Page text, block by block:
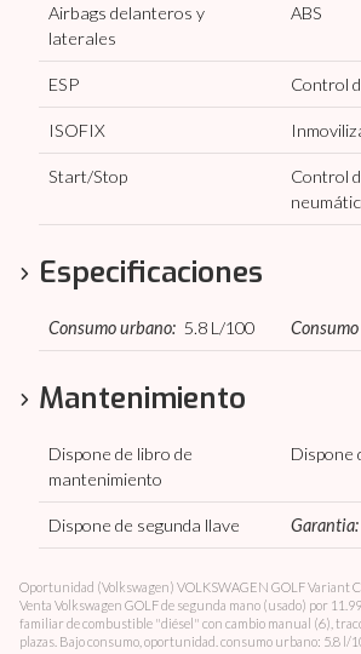
Airbags delanteros y
laterales
ABS
ESP Control
ISOFIX
Start/Stop
Control
Especificaciones
Consumo urbano: 5.8 L/100
Mantenimiento
Dispone de libro de
mantenimiento
Dispone
Dispone de segunda llave Garantia:
Oportunidad (Volkswagen) VOLKSWAGEN GOLF Variant
Venta Volkswagen GOLF de segunda mano (usado) por
familiar de combustible "diésel" con cambio manual (6),
plazas. Bajo consumo, oportunidad. consumo urbano: 5.8 l/